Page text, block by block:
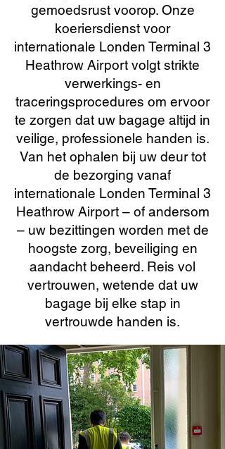
gemoedsrust voorop. Onze
koeriersdienst voor
internationale Londen Terminal 3
Heathrow Airport volgt strikte
verwerkings- en
traceringsprocedures om ervoor
te zorgen dat uw bagage altijd in
veilige, professionele handen is.
Van het ophalen bij uw deur tot
de bezorging vanaf
internationale Londen Terminal 3
Heathrow Airport – of andersom
– uw bezittingen worden met de
hoogste zorg, beveiliging en
aandacht beheerd. Reis vol
vertrouwen, wetende dat uw
bagage bij elke stap in
vertrouwde handen is.